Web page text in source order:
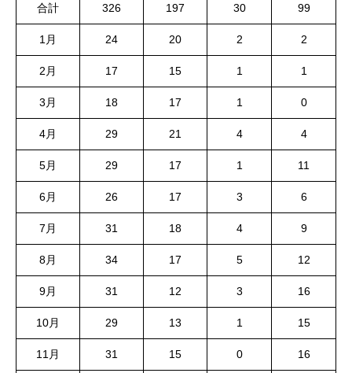
合計 326 197 30 99
1月 24 20 2 2
2月 17 15 1 1
3月 18 17 1 0
4月 29 21 4 4
5月 29 17 1 11
6月 26 17 3 6
7月 31 18 4 9
8月 34 17 5 12
9月 31 12 3 16
10月 29 13 1 15
11月 31 15 0 16